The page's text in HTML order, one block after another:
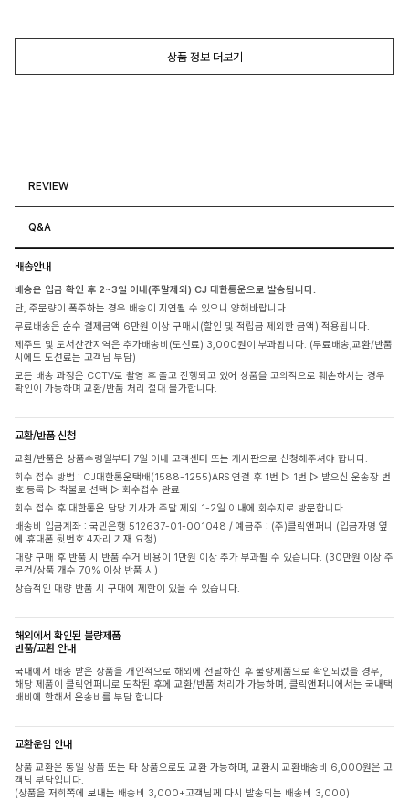
상품 정보 더보기
REVIEW
Q&A
배송안내
배송은 입금 확인 후 2~3일 이내(주말제외) CJ 대한통운으로 발송됩니다.
단, 주문량이 폭주하는 경우 배송이 지연될 수 있으니 양해바랍니다.
무료배송은 순수 결제금액 6만원 이상 구매시(할인 및 적립금 제외한 금액) 적용됩니다.
제주도 및 도서산간지역은 추가배송비(도선료) 3,000원이 부과됩니다. (무료배송,교환/반품
시에도 도선료는 고객님 부담)
모든 배송 과정은 CCTV로 촬영 후 출고 진행되고 있어 상품을 고의적으로 훼손하시는 경우
확인이 가능하며 교환/반품 처리 절대 불가합니다.
교환/반품 신청
교환/반품은 상품수령일부터 7일 이내 고객센터 또는 게시판으로 신청해주셔야 합니다.
회수 접수 방법 : CJ대한통운택배(1588-1255)ARS 연결 후 1번 ▷ 1번 ▷ 받으신 운송장 번
호 등록 ▷ 착불로 선택 ▷ 회수접수 완료
회수 접수 후 대한통운 담당 기사가 주말 제외 1-2일 이내에 회수지로 방문합니다.
배송비 입금계좌 : 국민은행 512637-01-001048 / 예금주 : (주)클릭앤퍼니 (입금자명 옆
에 휴대폰 뒷번호 4자리 기재 요청)
대량 구매 후 반품 시 반품 수거 비용이 1만원 이상 추가 부과될 수 있습니다. (30만원 이상 주
문건/상품 개수 70% 이상 반품 시)
상습적인 대량 반품 시 구매에 제한이 있을 수 있습니다.
해외에서 확인된 불량제품
반품/교환 안내
국내에서 배송 받은 상품을 개인적으로 해외에 전달하신 후 불량제품으로 확인되었을 경우,
해당 제품이 클릭앤퍼니로 도착된 후에 교환/반품 처리가 가능하며, 클릭앤퍼니에서는 국내택
배비에 한해서 운송비를 부담 합니다
교환운임 안내
상품 교환은 동일 상품 또는 타 상품으로도 교환 가능하며, 교환시 교환배송비 6,000원은 고
객님 부담입니다.
(상품을 저희쪽에 보내는 배송비 3,000+고객님께 다시 발송되는 배송비 3,000)